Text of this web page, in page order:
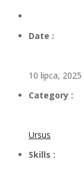
Date :
10 lipca, 2025
Category :
Ursus
Skills :